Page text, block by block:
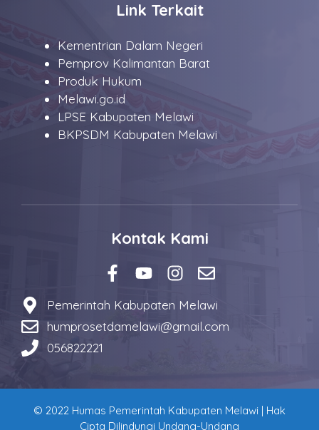
Link Terkait
Kementrian Dalam Negeri
Pemprov Kalimantan Barat
Produk Hukum
Melawi.go.id
LPSE Kabupaten Melawi
BKPSDM Kabupaten Melawi
Kontak Kami
Pemerintah Kabupaten Melawi
humprosetdamelawi@gmail.com
056822221
© 2022 Humas Pemerintah Kabupaten Melawi | Hak
Cipta Dilindungi Undang-Undang